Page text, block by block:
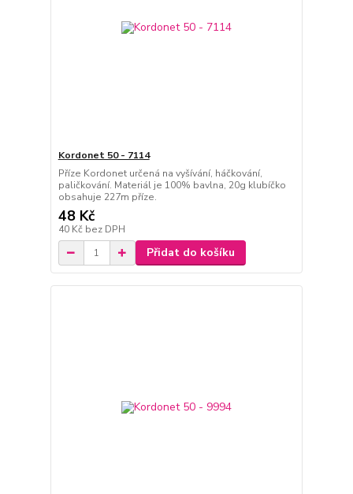
Kordonet 50 - 7114
Příze Kordonet určená na vyšívání, háčkování,
paličkování. Materiál je 100% bavlna, 20g klubíčko
obsahuje 227m příze.
48 Kč
40 Kč bez DPH
Přidat do košíku